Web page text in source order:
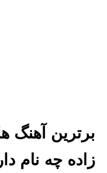
برترین آهنگ
زاده چه نام